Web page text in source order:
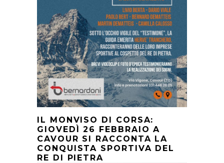
IL MONVISO DI CORSA:
GIOVEDÌ 26 FEBBRAIO A
CAVOUR SI RACCONTA LA
CONQUISTA SPORTIVA DEL
RE DI PIETRA